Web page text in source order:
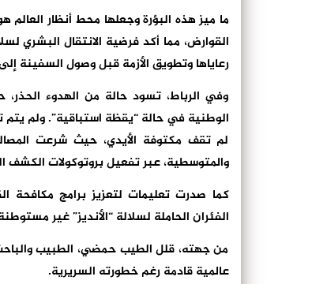
ما ميز هذه البؤرة وجعلها محط أنظار
القوارض، مما أكد فرضية الانتقال البشري
رعاياها وتطويق الأزمة قبل وصول السفينة إلى
وفي الرباط، تسود حالة من الهدوء الحذر،
الوطنية في حالة “يقظة استباقية”. ولم يتم
لم تقف مكتوفة الأيدي، حيث شرعت
والمتوسطية، عبر تفعيل بروتوكولات الكشف
كما صدرت تعليمات لتعزيز برامج مكافحة
الفئران الحاملة لسلالة “الأنديز” غير
من جهته، قلل الطيب حمضي، الطبيب
عالمية قادمة رغم خطورته السريرية.